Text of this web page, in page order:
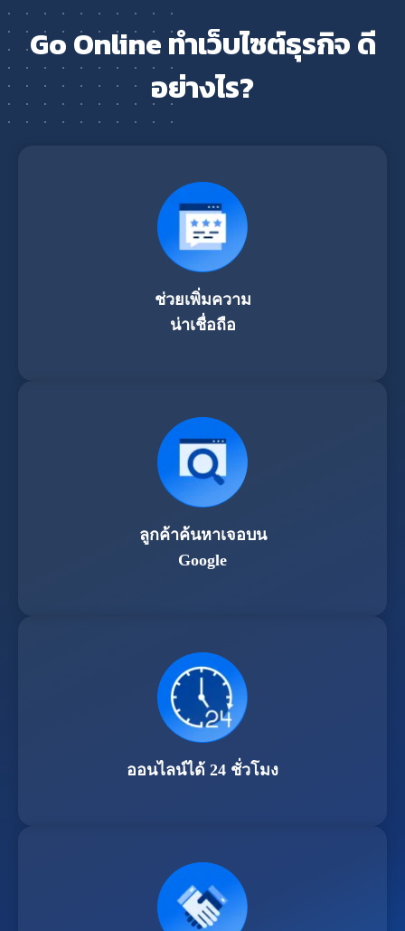
Go Online ทำเว็บไซต์ธุรกิจ ดี
อย่างไร?
ช่วยเพิ่มความ
น่าเชื่อถือ
ลูกค้าค้นหาเจอบน
Google
ออนไลน์ได้ 24 ชั่วโมง